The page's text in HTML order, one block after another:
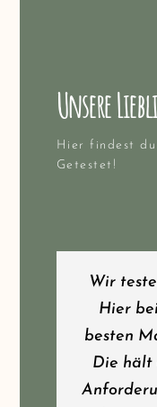
Unsere
Hier findest
Getestet!
Wir
Hier
besten
Die hält